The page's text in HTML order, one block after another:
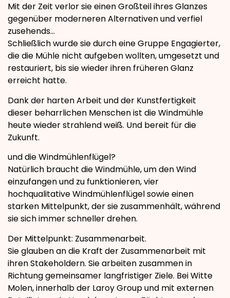
Mit der Zeit verlor sie einen Großteil ihres Glanzes
gegenüber moderneren Alternativen und verfiel
zusehends…
Schließlich wurde sie durch eine Gruppe Engagierter,
die die Mühle nicht aufgeben wollten, umgesetzt und
restauriert, bis sie wieder ihren früheren Glanz
erreicht hatte.
Dank der harten Arbeit und der Kunstfertigkeit
dieser beharrlichen Menschen ist die Windmühle
heute wieder strahlend weiß. Und bereit für die
Zukunft.
und die Windmühlenflügel?
Natürlich braucht die Windmühle, um den Wind
einzufangen und zu funktionieren, vier
hochqualitative Windmühlenflügel sowie einen
starken Mittelpunkt, der sie zusammenhält, während
sie sich immer schneller drehen.
Der Mittelpunkt: Zusammenarbeit.
Sie glauben an die Kraft der Zusammenarbeit mit
ihren Stakeholdern. Sie arbeiten zusammen in
Richtung gemeinsamer langfristiger Ziele. Bei Witte
Molen, innerhalb der Laroy Group und mit externen